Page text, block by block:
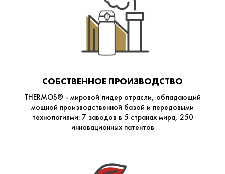
СОБСТВЕННОЕ ПРОИЗВОДСТВО
THERMOS® - мировой лидер отрасли, обладающий
мощной производственной базой и передовыми
технологиями: 7 заводов в 5 странах мира, 250
инновационных патентов